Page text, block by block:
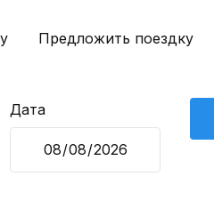
Предложить поездку
Дата